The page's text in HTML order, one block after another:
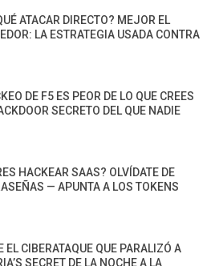
ATACAR DIRECTO? MEJOR EL
LA ESTRATEGIA USADA CONTRA
DE F5 ES PEOR DE LO QUE CREES
SECRETO DEL QUE NADIE
HACKEAR SAAS? OLVÍDATE DE
— APUNTA A LOS TOKENS
EL CIBERATAQUE QUE PARALIZÓ A
SECRET DE LA NOCHE A LA